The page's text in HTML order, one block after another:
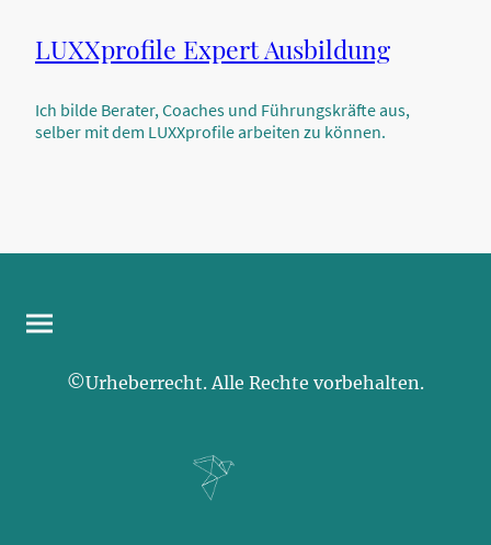
LUXXprofile Expert Ausbildung
Ich bilde Berater, Coaches und Führungskräfte aus,
selber mit dem LUXXprofile arbeiten zu können.
©Urheberrecht. Alle Rechte vorbehalten.